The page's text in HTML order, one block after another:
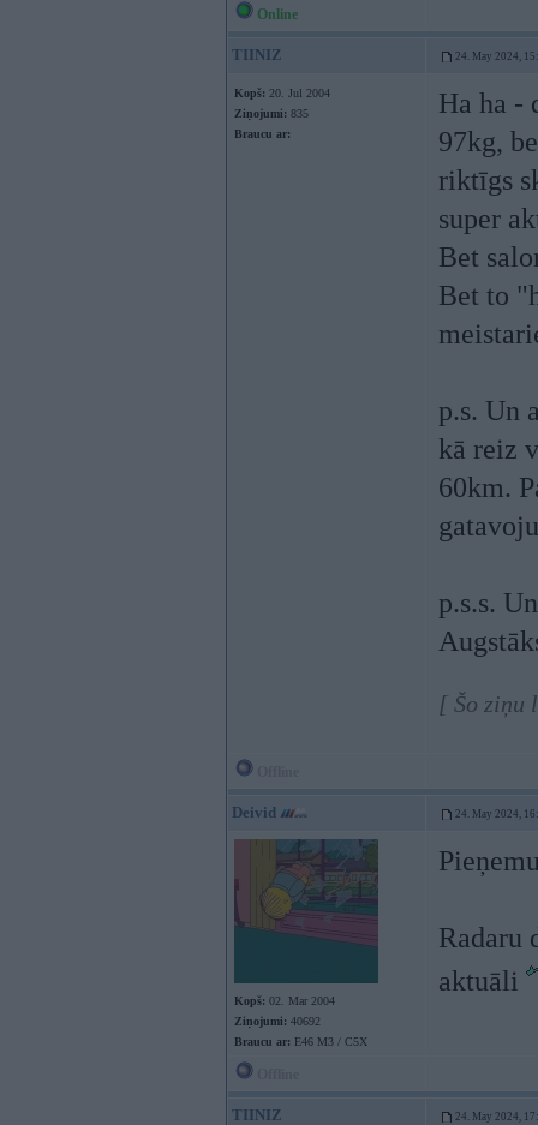
Online
TIINIZ 24. May 2024,
Kopš: 20. Jul 2004
Ziņojumi: 835
Braucu ar:
Ha ha -
97kg,
riktīgs
super
Bet
Bet to
p.s. Un
kā reiz
60km.
p.s.s.
[ Šo ziņu
Deivid 24. May 2024,
Kopš: 02. Mar 2004
Ziņojumi: 40692
Braucu ar: E46 M3 / C5X
Radaru
aktuāli
TIINIZ 24. May 2024,